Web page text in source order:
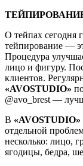
О тейпах сегодня
тейпирование —
Процедура
лицо и фигуру.
клиентов.
«AVOSTUDIO»
@avo_brest —
В «AVOSTUDIO»
отдельной
несколько: лицо,
ягодицы, бедра,